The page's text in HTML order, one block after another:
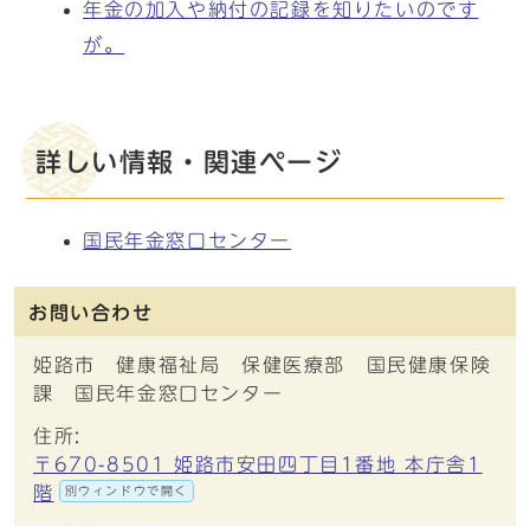
年金の加入や納付の記録を知りたいのです
が。
詳しい情報・関連ページ
国民年金窓口センター
お問い合わせ
姫路市 健康福祉局 保健医療部 国民健康保険
課 国民年金窓口センター
住所:
〒670-8501 姫路市安田四丁目1番地 本庁舎1
階
別ウィンドウで開く